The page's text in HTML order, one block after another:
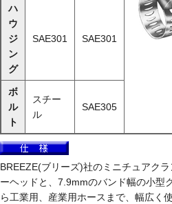
ハ
ウ
ジ
ン
グ
SAE301 SAE301
ボ
ル
ト
スチー
ル
SAE305
BREEZE(ブリーズ)社のミニチュアク
ーヘッドと、7.9mmのバンド幅の小型
ら工業用、産業用ホースまで、幅広く